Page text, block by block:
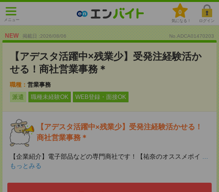
メニュー
0
気になる！ ログイン
NEW 掲載日 :2026/08/06 No.ADCA01470203
【アデスタ活躍中×残業少】受発注経験活か
せる！商社営業事務＊
職種： 営業事務
派遣
職種未経験OK WEB登録・面接OK
【アデスタ活躍中×残業少】受発注経験活かせる！
商社営業事務＊
【企業紹介】電子部品などの専門商社です！【祐奈のオススメポイ ...
もっとみる